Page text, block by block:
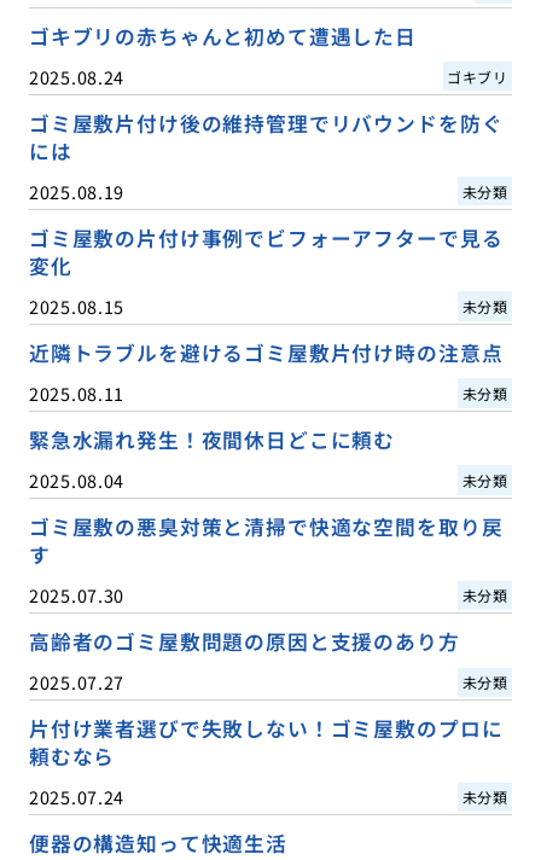
ゴキブリの赤ちゃんと初めて遭遇した日
2025.08.24 ゴキブリ
ゴミ屋敷片付け後の維持管理でリバウンドを防ぐ
には
2025.08.19 未分類
ゴミ屋敷の片付け事例でビフォーアフターで見る
変化
2025.08.15 未分類
近隣トラブルを避けるゴミ屋敷片付け時の注意点
2025.08.11 未分類
緊急水漏れ発生！夜間休日どこに頼む
2025.08.04 未分類
ゴミ屋敷の悪臭対策と清掃で快適な空間を取り戻
す
2025.07.30 未分類
高齢者のゴミ屋敷問題の原因と支援のあり方
2025.07.27 未分類
片付け業者選びで失敗しない！ゴミ屋敷のプロに
頼むなら
2025.07.24 未分類
便器の構造知って快適生活